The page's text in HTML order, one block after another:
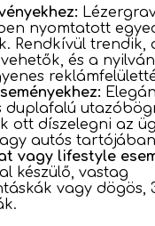
nyomtatott
Rendkívül trendik,
és a
duplafalú
ott díszelegni az
autós
vagy lifestyle
készülő, vastag
vagy dögös,